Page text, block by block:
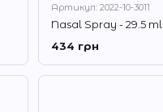
Артикул: 2022-10-3011
Nasal Spray - 29.5 ml
434 грн